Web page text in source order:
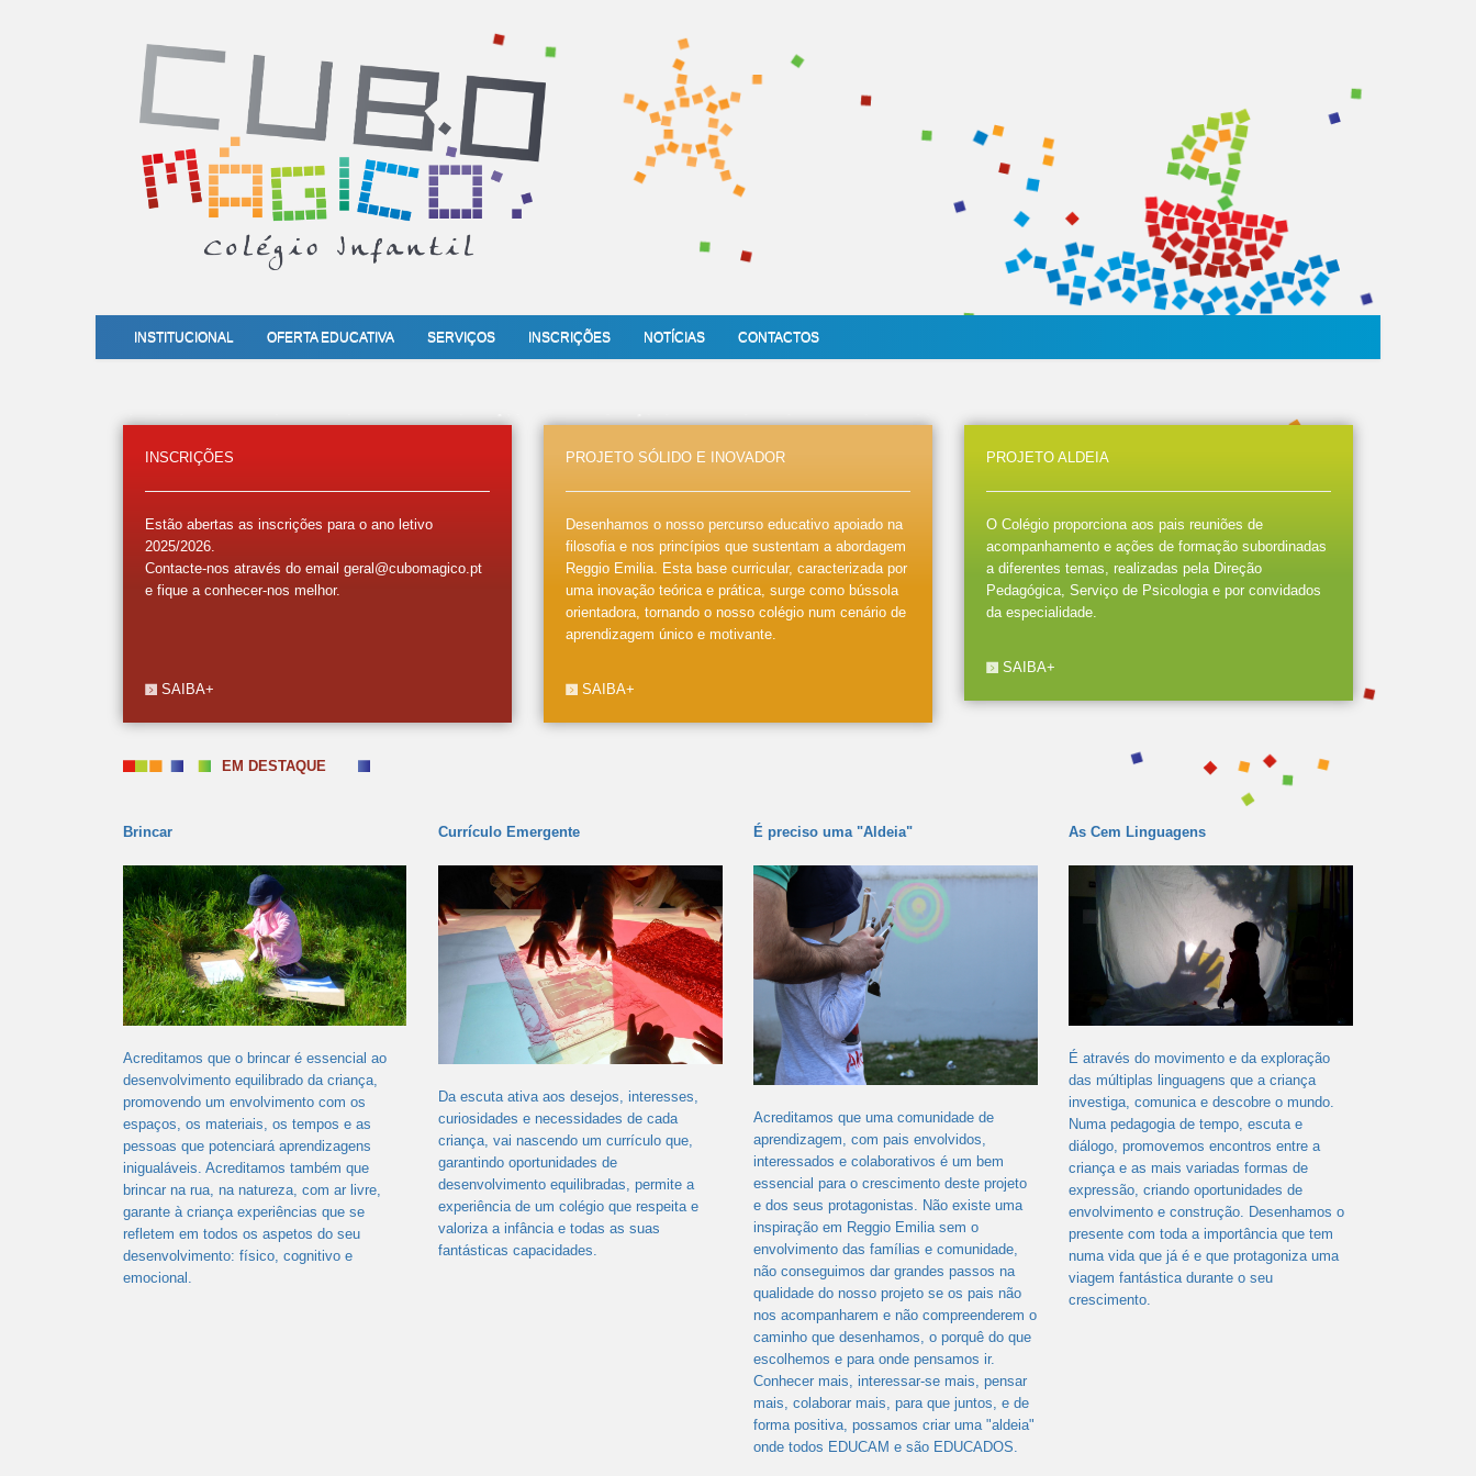
INSTITUCIONAL OFERTA EDUCATIVA SERVIÇOS INSCRIÇÕES NOTÍCIAS CONTACTOS
INSCRIÇÕES
Estão abertas as inscrições para o ano letivo
2025/2026.
Contacte-nos através do email geral@cubomagico.pt
e fique a conhecer-nos melhor.
SAIBA+
PROJETO SÓLIDO E INOVADOR
Desenhamos o nosso percurso educativo apoiado na
filosofia e nos princípios que sustentam a abordagem
Reggio Emilia. Esta base curricular, caracterizada por
uma inovação teórica e prática, surge como bússola
orientadora, tornando o nosso colégio num cenário de
aprendizagem único e motivante.
SAIBA+
PROJETO ALDEIA
O Colégio proporciona aos pais reuniões de
acompanhamento e ações de formação subordinadas
a diferentes temas, realizadas pela Direção
Pedagógica, Serviço de Psicologia e por convidados
da especialidade.
SAIBA+
EM DESTAQUE
Brincar
Acreditamos que o brincar é essencial ao
desenvolvimento equilibrado da criança,
promovendo um envolvimento com os
espaços, os materiais, os tempos e as
pessoas que potenciará aprendizagens
inigualáveis. Acreditamos também que
brincar na rua, na natureza, com ar livre,
garante à criança experiências que se
refletem em todos os aspetos do seu
desenvolvimento: físico, cognitivo e
emocional.
Currículo Emergente
Da escuta ativa aos desejos, interesses,
curiosidades e necessidades de cada
criança, vai nascendo um currículo que,
garantindo oportunidades de
desenvolvimento equilibradas, permite a
experiência de um colégio que respeita e
valoriza a infância e todas as suas
fantásticas capacidades.
É preciso uma "Aldeia"
Acreditamos que uma comunidade de
aprendizagem, com pais envolvidos,
interessados e colaborativos é um bem
essencial para o crescimento deste projeto
e dos seus protagonistas. Não existe uma
inspiração em Reggio Emilia sem o
envolvimento das famílias e comunidade,
não conseguimos dar grandes passos na
qualidade do nosso projeto se os pais não
nos acompanharem e não compreenderem o
caminho que desenhamos, o porquê do que
escolhemos e para onde pensamos ir.
Conhecer mais, interessar-se mais, pensar
mais, colaborar mais, para que juntos, e de
forma positiva, possamos criar uma "aldeia"
onde todos EDUCAM e são EDUCADOS.
As Cem Linguagens
É através do movimento e da exploração
das múltiplas linguagens que a criança
investiga, comunica e descobre o mundo.
Numa pedagogia de tempo, escuta e
diálogo, promovemos encontros entre a
criança e as mais variadas formas de
expressão, criando oportunidades de
envolvimento e construção. Desenhamos o
presente com toda a importância que tem
numa vida que já é e que protagoniza uma
viagem fantástica durante o seu
crescimento.